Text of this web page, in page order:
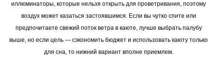
иллюминаторы, которые нельзя открыть для проветривания, поэтому
воздух может казаться застоявшимся. Если вы чутко спите или
предпочитаете свежий поток ветра в каюте, лучше выбрать палубу
выше, но если цель — сэкономить бюджет и использовать каюту только
для сна, то нижний вариант вполне приемлем.